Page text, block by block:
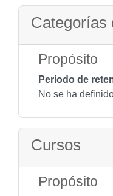
Categorías
Propósito
Período de
No se ha
Cursos
Propósito